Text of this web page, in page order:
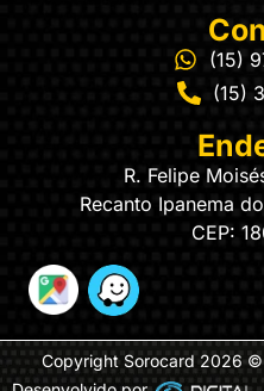
(15)
(15)
R. Felipe
Recanto Ipanema
CEP:
Copyright Sorocard 2026 ©